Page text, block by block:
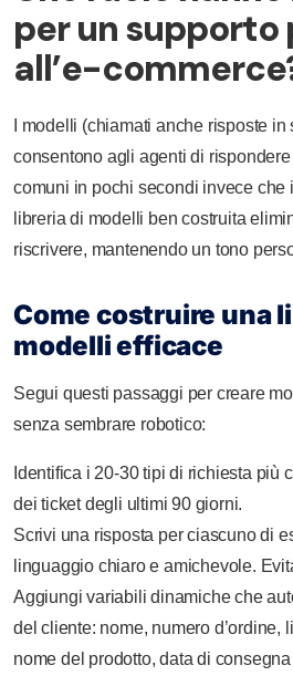
per un supporto
all’e-
I modelli (chiamati anche risposte
consentono agli agenti di
comuni in pochi secondi invece che
libreria di modelli ben costruita
riscrivere, mantenendo un tono
Come costruire una
modelli efficace
Segui questi passaggi per creare
senza sembrare robotico:
Identifica i 20-30 tipi di richiesta più
dei ticket degli ultimi 90 giorni.
Scrivi una risposta per ciascuno di
linguaggio chiaro e amichevole.
Aggiungi variabili dinamiche che
del cliente: nome, numero d’ordine,
nome del prodotto, data di